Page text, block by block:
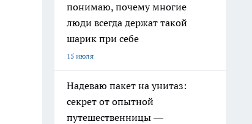
понимаю, почему многие
люди всегда держат такой
шарик при себе
15 июля
Надеваю пакет на унитаз:
секрет от опытной
путешественницы —